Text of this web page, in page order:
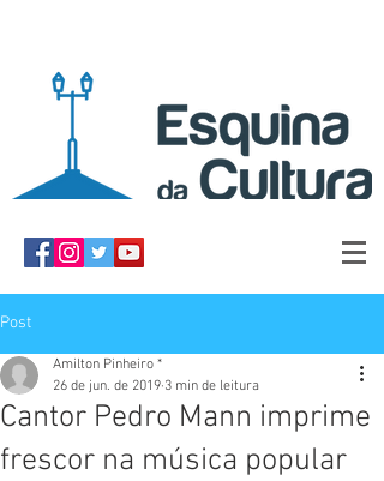
Post
Cantor Pedro Mann imprime
frescor na música popular
Amilton Pinheiro *
26 de jun. de 2019 3 min de leitura